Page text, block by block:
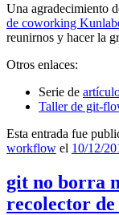
Una agradecimiento
de coworking
reunirnos y hacer la
Otros enlaces:
Serie de
Taller de git-
Esta entrada fue
workflow el 10/12/
git no borra
recolector de